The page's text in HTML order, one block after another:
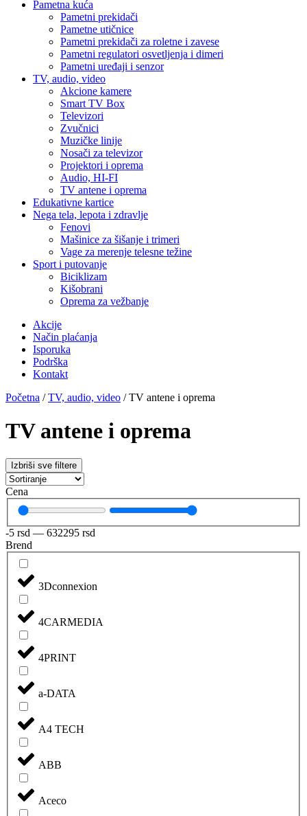
Pametna kuća
Pametni prekidači
Pametne utičnice
Pametni prekidači za roletne i zavese
Pametni regulatori osvetljenja i dimeri
Pametni uređaji i senzor
TV, audio, video
Akcione kamere
Smart TV Box
Televizori
Zvučnici
Muzičke linije
Nosači za televizor
Projektori i oprema
Audio, HI-FI
TV antene i oprema
Edukativne kartice
Nega tela, lepota i zdravlje
Fenovi
Mašinice za šišanje i trimeri
Vage za merenje telesne težine
Sport i putovanje
Biciklizam
Kišobrani
Oprema za vežbanje
Akcije
Način plaćanja
Isporuka
Podrška
Kontakt
Početna /TV, audio, video / TV antene i oprema
TV antene i oprema
Izbriši sve filtere
Cena
-5 rsd — 632295 rsd
Brend
3Dconnexion
4CARMEDIA
4PRINT
a-DATA
A4 TECH
ABB
Aceco